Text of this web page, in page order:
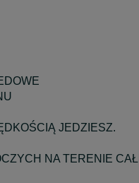
JEDZIESZ.
NA TERENIE